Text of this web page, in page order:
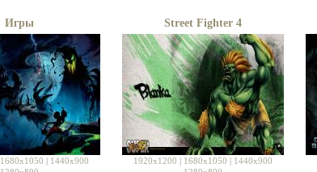
Игры
1680x1050 | 1440x900
Street Fighter 4
1920x1200 | 1680x1050 | 1440x900